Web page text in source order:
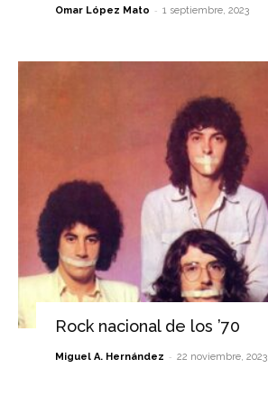
Omar López Mato - 1 septiembre, 2023
Rock nacional de los ’70
Miguel A. Hernández - 22 noviembre, 2023